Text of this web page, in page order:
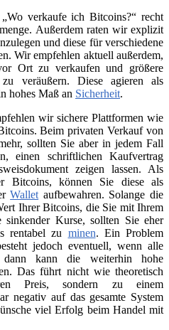
verkaufe ich Bitcoins?“ recht
Außerdem raten wir explizit
und diese für verschiedene
Wir empfehlen aktuell außerdem,
Ort zu verkaufen und größere
zu veräußern. Diese agieren als
hohes Maß an Sicherheit.
wir sichere Plattformen wie
Beim privaten Verkauf von
sollten Sie aber in jedem Fall
einen schriftlichen Kaufvertrag
zeigen lassen. Als
Bitcoins, können Sie diese als
Wallet aufbewahren. Solange die
Ihrer Bitcoins, die Sie mit Ihrem
Kurse, sollten Sie eher
rentabel zu minen. Ein Problem
jedoch eventuell, wenn alle
dann kann die weiterhin hohe
Das führt nicht wie theoretisch
Preis, sondern zu einem
negativ auf das gesamte System
viel Erfolg beim Handel mit